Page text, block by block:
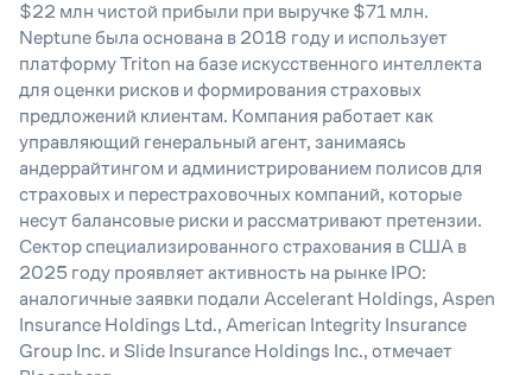
$22 млн чистой прибыли при выручке $71 млн.
Neptune была основана в 2018 году и использует
платформу Triton на базе искусственного интеллекта
для оценки рисков и формирования страховых
предложений клиентам. Компания работает как
управляющий генеральный агент, занимаясь
андеррайтингом и администрированием полисов для
страховых и перестраховочных компаний, которые
несут балансовые риски и рассматривают претензии.
Сектор специализированного страхования в США в
2025 году проявляет активность на рынке IPO:
аналогичные заявки подали Accelerant Holdings, Aspen
Insurance Holdings Ltd., American Integrity Insurance
Group Inc. и Slide Insurance Holdings Inc., отмечает